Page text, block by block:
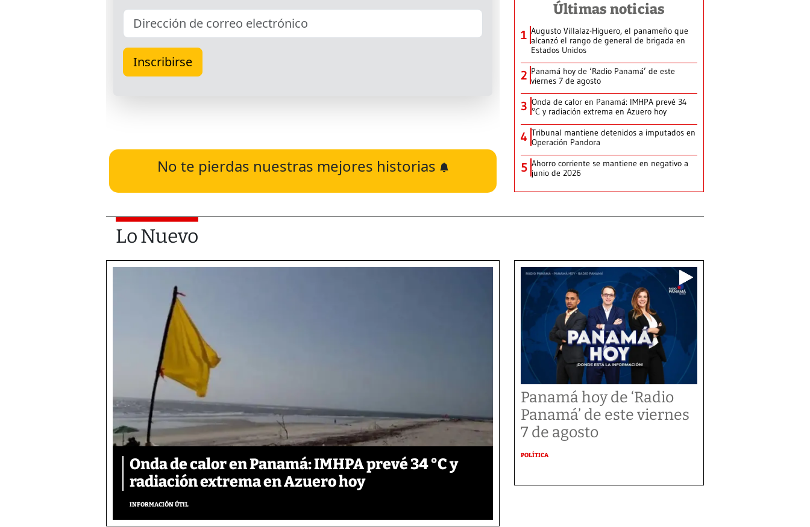
No te pierdas nuestras mejores historias
Últimas noticias
1 Augusto Villalaz-Higuero, el panameño que
alcanzó el rango de general de brigada en
Estados Unidos
2 Panamá hoy de ‘Radio Panamá’ de este
viernes 7 de agosto
3 Onda de calor en Panamá: IMHPA prevé 34
°C y radiación extrema en Azuero hoy
4 Tribunal mantiene detenidos a imputados en
Operación Pandora
5 Ahorro corriente se mantiene en negativo a
junio de 2026
Lo Nuevo
Onda de calor en Panamá: IMHPA prevé 34 °C y
radiación extrema en Azuero hoy
INFORMACIÓN ÚTIL
Panamá hoy de ‘Radio
Panamá’ de este viernes
7 de agosto
POLÍTICA